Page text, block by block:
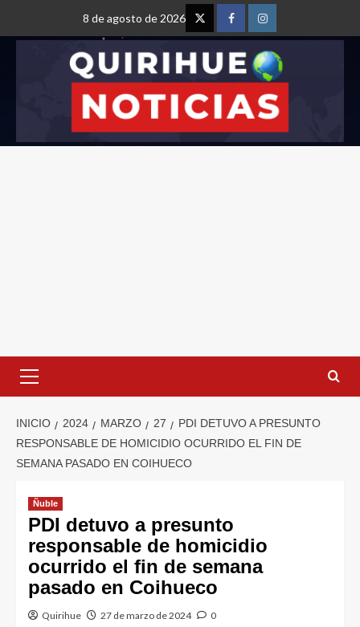
8 de agosto de 2026
INICIO 2024 MARZO 27
PDI DETUVO A PRESUNTO
RESPONSABLE DE HOMICIDIO OCURRIDO EL FIN DE
SEMANA PASADO EN COIHUECO
Ñuble
PDI detuvo a presunto
responsable de homicidio
ocurrido el fin de semana
pasado en Coihueco
Quirihue 27 de marzo de 2024 0